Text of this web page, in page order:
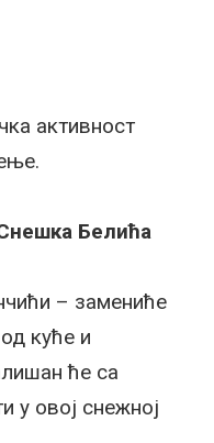
активност
Белића
– замениће
куће и
ће са
у овој снежној